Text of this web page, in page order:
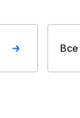
Все